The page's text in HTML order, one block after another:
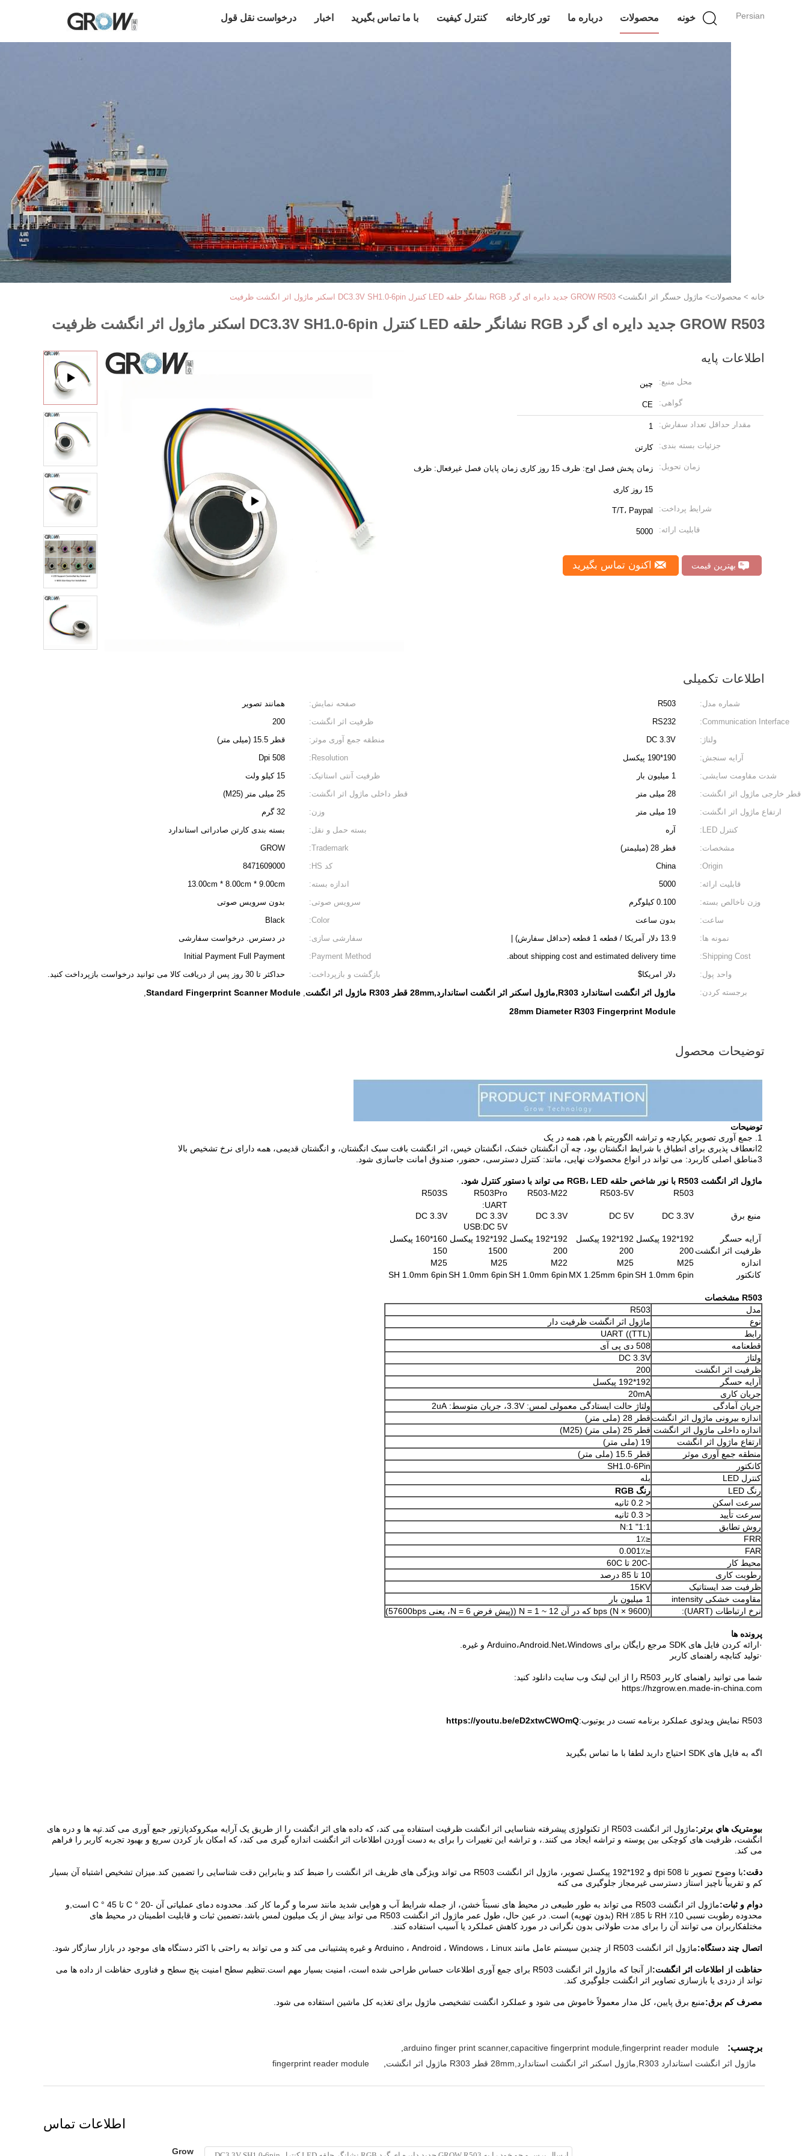
Persian خونه محصولات درباره ما تور کارخانه کنترل کیفیت با ما تماس بگیرید اخبار درخواست نقل قول
خانه > محصولات> ماژول حسگر اثر انگشت> GROW R503 جدید دایره ای گرد RGB نشانگر حلقه LED کنترل DC3.3V SH1.0-6pin اسکنر ماژول اثر انگشت ظرفیت
GROW R503 جدید دایره ای گرد RGB نشانگر حلقه LED کنترل DC3.3V SH1.0-6pin اسکنر ماژول اثر انگشت ظرفیت
اطلاعات پایه
محل منبع: چین
گواهی: CE
مقدار حداقل تعداد سفارش: 1
جزئیات بسته بندی: کارتن
زمان تحویل: زمان پخش فصل اوج: ظرف 15 روز کاری زمان پایان فصل غیرفعال: ظرف
15 روز کاری
شرایط پرداخت: T/T، Paypal
قابلیت ارائه: 5000
بهترین قیمت اکنون تماس بگیرید
اطلاعات تکمیلی
شماره مدل: R503 صفحه نمایش:
همانند تصویر
Communication Interface:
RS232 ظرفیت اثر انگشت:
200
ولتاژ:
DC 3.3V منطقه جمع آوری موثر:
قطر 15.5 (میلی متر)
آرایه سنجش:
190*190 پیکسل Resolution:
508 Dpi
شدت مقاومت سایشی:
1 میلیون بار ظرفیت آنتی استاتیک:
15 کیلو ولت
قطر خارجی ماژول اثر انگشت:
28 میلی متر قطر داخلی ماژول اثر انگشت:
25 میلی متر (M25)
ارتفاع ماژول اثر انگشت:
19 میلی متر وزن:
32 گرم
کنترل LED:
آره بسته حمل و نقل:
بسته بندی کارتن صادراتی استاندارد
مشخصات:
قطر 28 (میلیمتر) Trademark:
GROW
Origin:
China کد HS:
8471609000
قابلیت ارائه:
5000 اندازه بسته:
13.00cm * 8.00cm * 9.00cm
وزن ناخالص بسته:
0.100 کیلوگرم سرویس صوتی:
بدون سرویس صوتی
ساعت:
بدون ساعت Color:
Black
نمونه ها:
13.9 دلار آمریکا / قطعه 1 قطعه (حداقل سفارش) | سفارشی سازی:
در دسترس. درخواست سفارشی
Shipping Cost:
about shipping cost and estimated delivery time.
Payment Method:
Initial Payment Full Payment
واحد پول:
دلار امریکا$ بازگشت و بازپرداخت:
حداکثر تا 30 روز پس از دریافت کالا می توانید درخواست بازپرداخت کنید.
برجسته کردن:
ماژول اثر انگشت استاندارد R303,ماژول اسکنر اثر انگشت استاندارد,28mm قطر R303 ماژول اثر انگشت ,
Standard Fingerprint Scanner Module
,
28mm Diameter R303 Fingerprint Module
توضیحات محصول
توضیحات
1. جمع آوری تصویر یکپارچه و تراشه الگوریتم با هم، همه در یک
2انعطاف پذیری برای انطباق با شرایط انگشتان بود، چه آن انگشتان خشک، انگشتان خیس، اثر انگشت بافت سبک انگشتان، و انگشتان قدیمی، همه دارای نرخ تشخیص بالا
3مناطق اصلی کاربرد: می تواند در انواع محصولات نهایی، مانند: کنترل دسترسی، حضور، صندوق امانت جاسازی شود.
ماژول اثر انگشت R503 با نور شاخص حلقه RGB، LED می تواند با دستور کنترل شود.
R503
R503-5V
R503-M22
R503Pro
R503S
منبع برق DC 3.3V
DC 5V
DC 3.3V
UART:
DC 3.3V
USB:DC 5V
DC 3.3V
آرایه حسگر 192*192 پیکسل 192*192 پیکسل 192*192 پیکسل 192*192 پیکسل
160*160 پیکسل
ظرفیت اثر انگشت200
200
200
1500
150
اندازه
M25
M25
M22
M25
M25
کانکتور
SH 1.0mm 6pin
MX 1.25mm 6pin
SH 1.0mm 6pin
SH 1.0mm 6pin
SH 1.0mm 6pin
R503 مشخصات
مدل
R503
نوع
ماژول اثر انگشت ظرفیت دار
رابط
UART ((TTL)
قطعنامه
508 دی پی آی
ولتاژ
DC 3.3V
ظرفیت اثر انگشت
200
آرایه حسگر
192*192 پیکسل
جریان کاری
20mA
جریان آمادگی
ولتاژ حالت ایستادگی معمولی لمس: 3.3V، جریان متوسط: 2uA
اندازه بیرونی ماژول اثر انگشت قطر 28 (ملی متر)
اندازه داخلی ماژول اثر انگشت قطر 25 (ملی متر) (M25)
ارتفاع ماژول اثر انگشت
19 (ملی متر)
منطقه جمع آوری موثر
قطر 15.5 (ملی متر)
کانکتور
SH1.0-6Pin
کنترل LED
بله
رنگ LED
رنگ RGB
سرعت اسکن
< 0.2 ثانیه
سرعت تأیید
< 0.3 ثانیه
روش تطابق
1:1" 1:N
FRR
≤1٪
FAR
≤0.001٪
محیط کار
-20C تا 60C
رطوبت کاری
10 تا 85 درصد
ظرفیت ضد ایستاتیک
15KV
مقاومت خشکی intensity
1 میلیون بار
نرخ ارتباطات (UART):
(9600 × N) bps که در آن N = 1 ~ 12 ((پیش فرض N = 6، یعنی 57600bps)
پرونده ها
·ارائه کردن فایل های SDK مرجع رایگان برای Arduino،Android.Net،Windows و غیره.
·تولید کتابچه راهنمای کاربر
شما می توانید راهنمای کاربر R503 را از این لینک وب سایت دانلود کنید:
https://hzgrow.en.made-in-china.com
R503 نمایش ویدئوی عملکرد برنامه تست در یوتیوب: https://youtu.be/eD2xtwCWOmQ
اگه به فایل های SDK احتیاج دارید لطفا با ما تماس بگیرید
بيومتريک هاي برتر:
ماژول اثر انگشت R503 از تکنولوژی پیشرفته شناسایی اثر انگشت ظرفیت استفاده می کند، که داده های اثر انگشت را از طریق یک آرایه میکروکدپازتور جمع آوری می کند.تپه ها و دره های
انگشت، ظرفیت های کوچکی بین پوسته و تراشه ایجاد می کنند.، و تراشه این تغییرات را برای به دست آوردن اطلاعات اثر انگشت اندازه گیری می کند، که امکان باز کردن سریع و بهبود تجربه کاربر را فراهم
می کند.
دقت:
با وضوح تصویر تا 508 dpi و 192*192 پیکسل تصویر، ماژول اثر انگشت R503 می تواند ویژگی های ظریف اثر انگشت را ضبط کند و بنابراین دقت شناسایی را تضمین کند.میزان تشخیص اشتباه آن بسیار
کم و تقریباً ناچیز استاز دسترسی غیرمجاز جلوگیری می کنه
دوام و ثبات:
ماژول اثر انگشت R503 می تواند به طور طبیعی در محیط های نسبتاً خشن، از جمله شرایط آب و هوایی شدید مانند سرما و گرما کار کند. محدوده دمای عملیاتی آن -20 ° C تا 45 ° C است,و
محدوده رطوبت نسبی 10٪ RH تا 85٪ RH (بدون تهویه) است. در عین حال، طول عمر ماژول اثر انگشت R503 می تواند بیش از یک میلیون لمس باشد،تضمین ثبات و قابلیت اطمینان در محیط های
مختلفکاربران می توانند آن را برای مدت طولانی بدون نگرانی در مورد کاهش عملکرد یا آسیب استفاده کنند.
اتصال چند دستگاه:ماژول اثر انگشت R503 از چندین سیستم عامل مانند Arduino ، Android ، Windows ، Linux و غیره پشتیبانی می کند و می تواند به راحتی با اکثر دستگاه های موجود در بازار سازگار شود.
حفاظت از اطلاعات اثر انگشت:
از آنجا که ماژول اثر انگشت R503 برای جمع آوری اطلاعات حساس طراحی شده است، امنیت بسیار مهم است.تنظیم سطح امنیت پنج سطح و فناوری حفاظت از داده ها می
تواند از دزدی یا بازسازی تصاویر اثر انگشت جلوگیری کند.
مصرف کم برق:منبع برق پایین، کل مدار معمولاً خاموش می شود و عملکرد انگشت تشخیصی ماژول برای تغذیه کل ماشین استفاده می شود.
برچسب: arduino finger print scanner,capacitive fingerprint module,fingerprint reader module
ماژول اثر انگشت استاندارد R303,ماژول اسکنر اثر انگشت استاندارد,28mm قطر R303 ماژول اثر انگشت
fingerprint reader module
اطلاعات تماس
Grow